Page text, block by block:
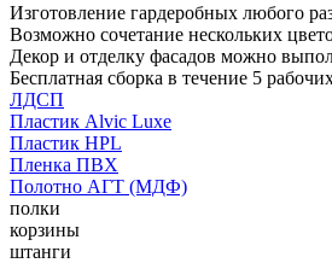
Изготовление гардеробных любого
Возможно сочетание нескольких
Декор и отделку фасадов можно
Бесплатная сборка в течение 5
ЛДСП
Пластик Alvic Luxe
Пластик HPL
Пленка ПВХ
Полотно АГТ (МДФ)
полки
корзины
штанги